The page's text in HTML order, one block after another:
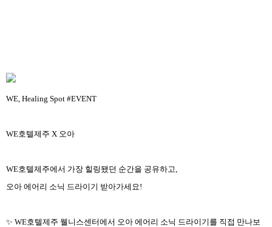
WE, Healing Spot #EVENT
WE호텔제주 X 오아
WE호텔제주에서 가장 힐링됐던 순간을 공유하고,
오아 에어리 소닉 드라이기 받아가세요!
✨ WE호텔제주 웰니스센터에서 오아 에어리 소닉 드라이기를 직접 만나보